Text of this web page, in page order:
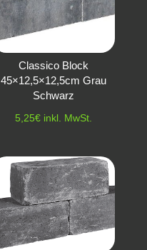
Classico Block
45×12,5×12,5cm Grau
Schwarz
5,25€ inkl. MwSt.